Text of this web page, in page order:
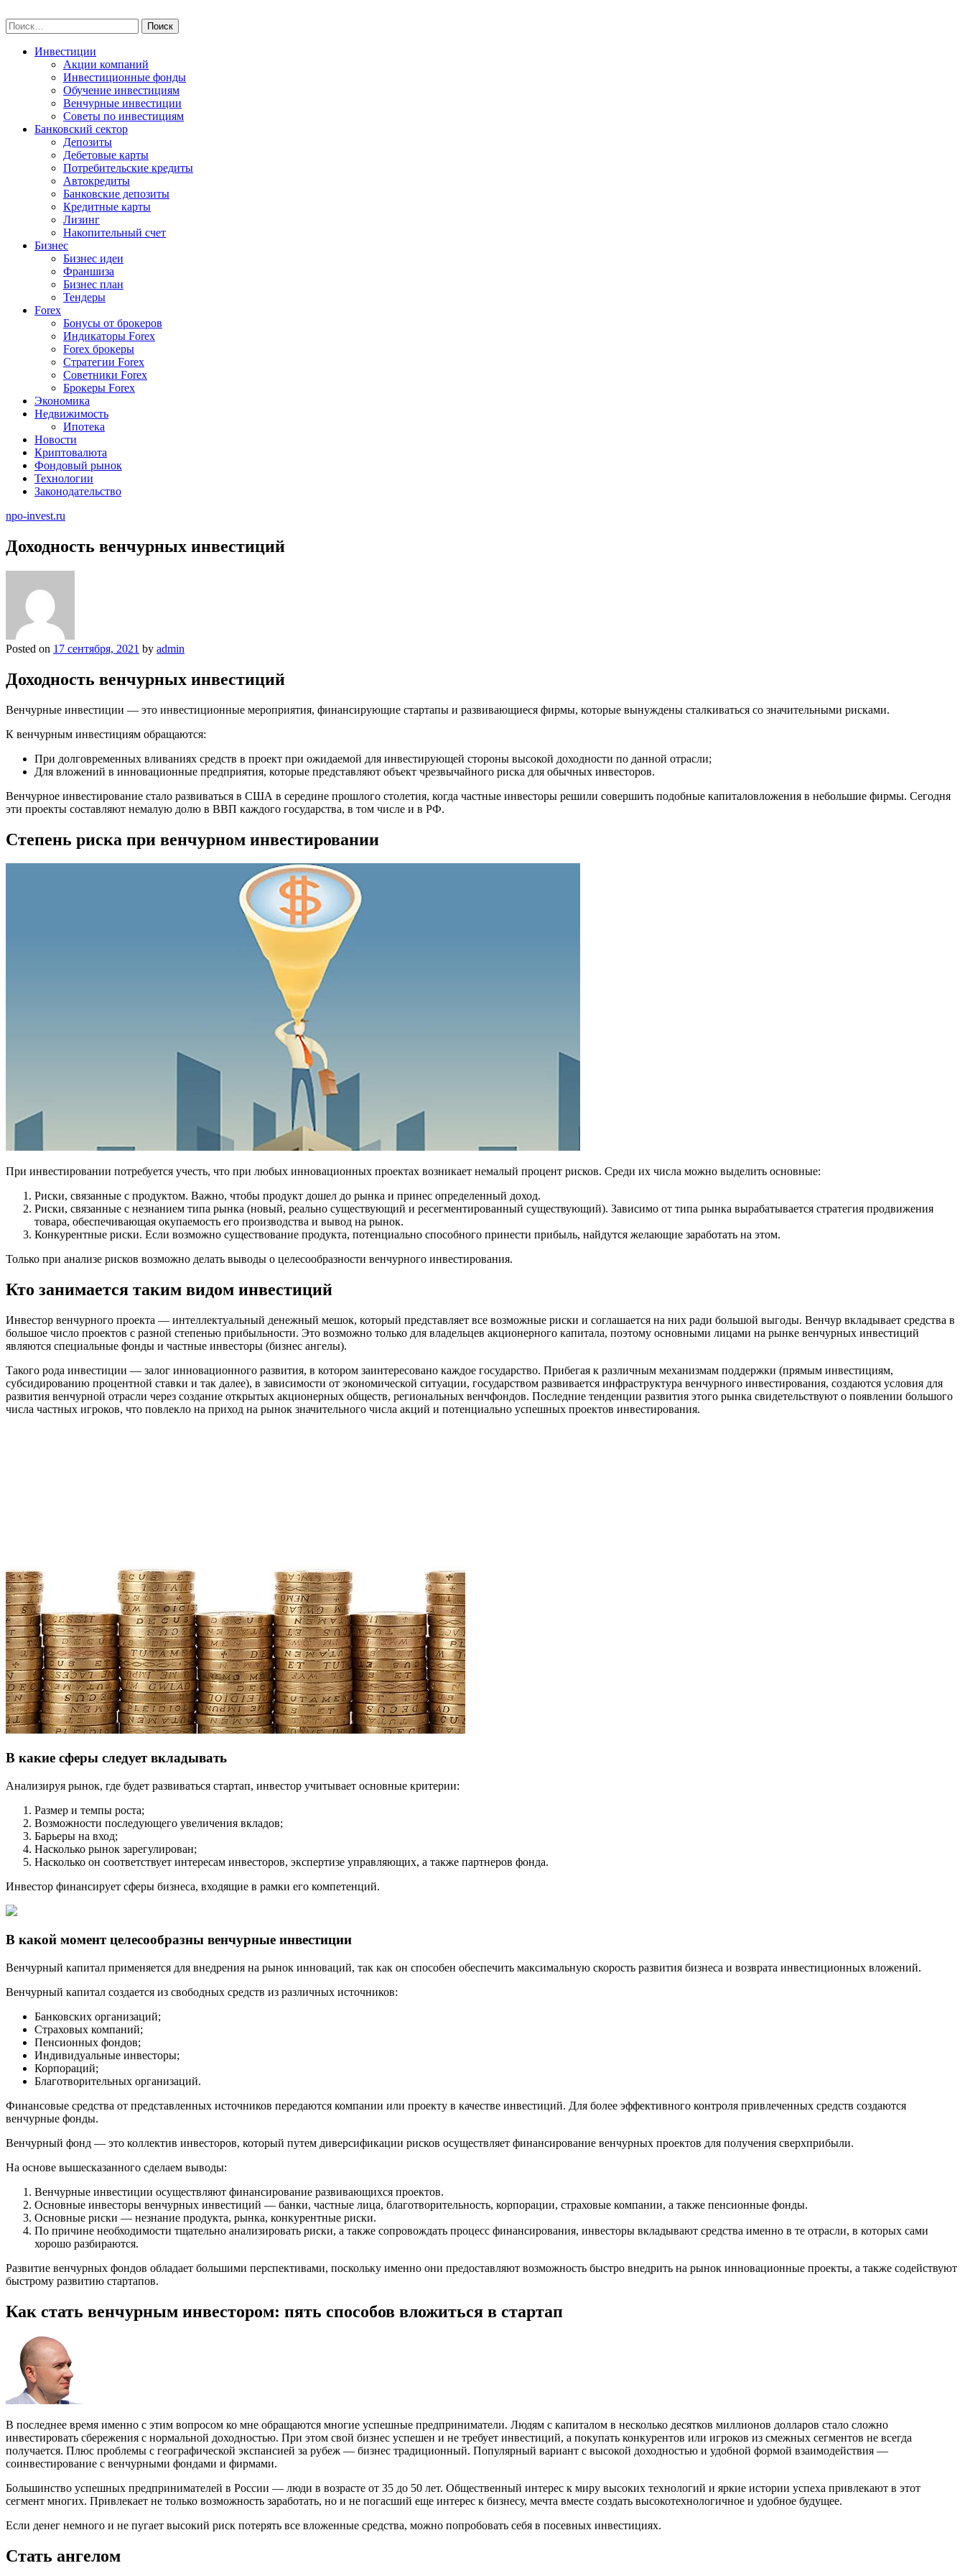
to
content
Найти:
Инвестиции
Акции компаний
Инвестиционные фонды
Обучение инвестициям
Венчурные инвестиции
Советы по инвестициям
Банковский сектор
Депозиты
Дебетовые карты
Потребительские кредиты
Автокредиты
Банковские депозиты
Кредитные карты
Лизинг
Накопительный счет
Бизнес
Бизнес идеи
Франшиза
Бизнес план
Тендеры
Forex
Бонусы от брокеров
Индикаторы Forex
Forex брокеры
Стратегии Forex
Советники Forex
Брокеры Forex
Экономика
Недвижимость
Ипотека
Новости
Криптовалюта
Фондовый рынок
Технологии
Законодательство
npo-invest.ru
Доходность венчурных инвестиций
Posted on 17 сентября, 2021 by admin
Доходность венчурных инвестиций
Венчурные инвестиции — это инвестиционные мероприятия, финансирующие стартапы и развивающиеся фирмы, которые вынуждены сталкиваться со значительными рисками.
К венчурным инвестициям обращаются:
При долговременных вливаниях средств в проект при ожидаемой для инвестирующей стороны высокой доходности по данной отрасли;
Для вложений в инновационные предприятия, которые представляют объект чрезвычайного риска для обычных инвесторов.
Венчурное инвестирование стало развиваться в США в середине прошлого столетия, когда частные инвесторы решили совершить подобные капиталовложения в небольшие фирмы. Сегодня
эти проекты составляют немалую долю в ВВП каждого государства, в том числе и в РФ.
Степень риска при венчурном инвестировании
При инвестировании потребуется учесть, что при любых инновационных проектах возникает немалый процент рисков. Среди их числа можно выделить основные:
Риски, связанные с продуктом. Важно, чтобы продукт дошел до рынка и принес определенный доход.
Риски, связанные с незнанием типа рынка (новый, реально существующий и ресегментированный существующий). Зависимо от типа рынка вырабатывается стратегия продвижения
товара, обеспечивающая окупаемость его производства и вывод на рынок.
Конкурентные риски. Если возможно существование продукта, потенциально способного принести прибыль, найдутся желающие заработать на этом.
Только при анализе рисков возможно делать выводы о целесообразности венчурного инвестирования.
Кто занимается таким видом инвестиций
Инвестор венчурного проекта — интеллектуальный денежный мешок, который представляет все возможные риски и соглашается на них ради большой выгоды. Венчур вкладывает средства в
большое число проектов с разной степенью прибыльности. Это возможно только для владельцев акционерного капитала, поэтому основными лицами на рынке венчурных инвестиций
являются специальные фонды и частные инвесторы (бизнес ангелы).
Такого рода инвестиции — залог инновационного развития, в котором заинтересовано каждое государство. Прибегая к различным механизмам поддержки (прямым инвестициям,
субсидированию процентной ставки и так далее), в зависимости от экономической ситуации, государством развивается инфраструктура венчурного инвестирования, создаются условия для
развития венчурной отрасли через создание открытых акционерных обществ, региональных венчфондов. Последние тенденции развития этого рынка свидетельствуют о появлении большого
числа частных игроков, что повлекло на приход на рынок значительного числа акций и потенциально успешных проектов инвестирования.
В какие сферы следует вкладывать
Анализируя рынок, где будет развиваться стартап, инвестор учитывает основные критерии:
Размер и темпы роста;
Возможности последующего увеличения вкладов;
Барьеры на вход;
Насколько рынок зарегулирован;
Насколько он соответствует интересам инвесторов, экспертизе управляющих, а также партнеров фонда.
Инвестор финансирует сферы бизнеса, входящие в рамки его компетенций.
В какой момент целесообразны венчурные инвестиции
Венчурный капитал применяется для внедрения на рынок инноваций, так как он способен обеспечить максимальную скорость развития бизнеса и возврата инвестиционных вложений.
Венчурный капитал создается из свободных средств из различных источников:
Банковских организаций;
Страховых компаний;
Пенсионных фондов;
Индивидуальные инвесторы;
Корпораций;
Благотворительных организаций.
Финансовые средства от представленных источников передаются компании или проекту в качестве инвестиций. Для более эффективного контроля привлеченных средств создаются
венчурные фонды.
Венчурный фонд — это коллектив инвесторов, который путем диверсификации рисков осуществляет финансирование венчурных проектов для получения сверхприбыли.
На основе вышесказанного сделаем выводы:
Венчурные инвестиции осуществляют финансирование развивающихся проектов.
Основные инвесторы венчурных инвестиций — банки, частные лица, благотворительность, корпорации, страховые компании, а также пенсионные фонды.
Основные риски — незнание продукта, рынка, конкурентные риски.
По причине необходимости тщательно анализировать риски, а также сопровождать процесс финансирования, инвесторы вкладывают средства именно в те отрасли, в которых сами
хорошо разбираются.
Развитие венчурных фондов обладает большими перспективами, поскольку именно они предоставляют возможность быстро внедрить на рынок инновационные проекты, а также содействуют
быстрому развитию стартапов.
Как стать венчурным инвестором: пять способов вложиться в стартап
В последнее время именно с этим вопросом ко мне обращаются многие успешные предприниматели. Людям с капиталом в несколько десятков миллионов долларов стало сложно
инвестировать сбережения с нормальной доходностью. При этом свой бизнес успешен и не требует инвестиций, а покупать конкурентов или игроков из смежных сегментов не всегда
получается. Плюс проблемы с географической экспансией за рубеж — бизнес традиционный. Популярный вариант с высокой доходностью и удобной формой взаимодействия —
соинвестирование с венчурными фондами и фирмами.
Большинство успешных предпринимателей в России — люди в возрасте от 35 до 50 лет. Общественный интерес к миру высоких технологий и яркие истории успеха привлекают в этот
сегмент многих. Привлекает не только возможность заработать, но и не погасший еще интерес к бизнесу, мечта вместе создать высокотехнологичное и удобное будущее.
Если денег немного и не пугает высокий риск потерять все вложенные средства, можно попробовать себя в посевных инвестициях.
Стать ангелом